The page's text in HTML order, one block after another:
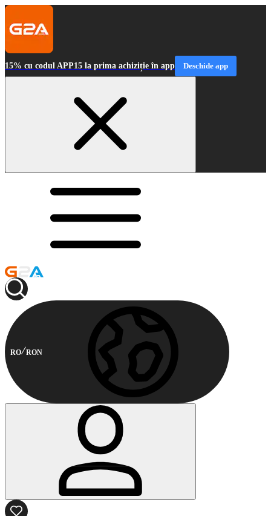
15% cu codul APP15 la prima achiziție în app Deschide app
RO RON